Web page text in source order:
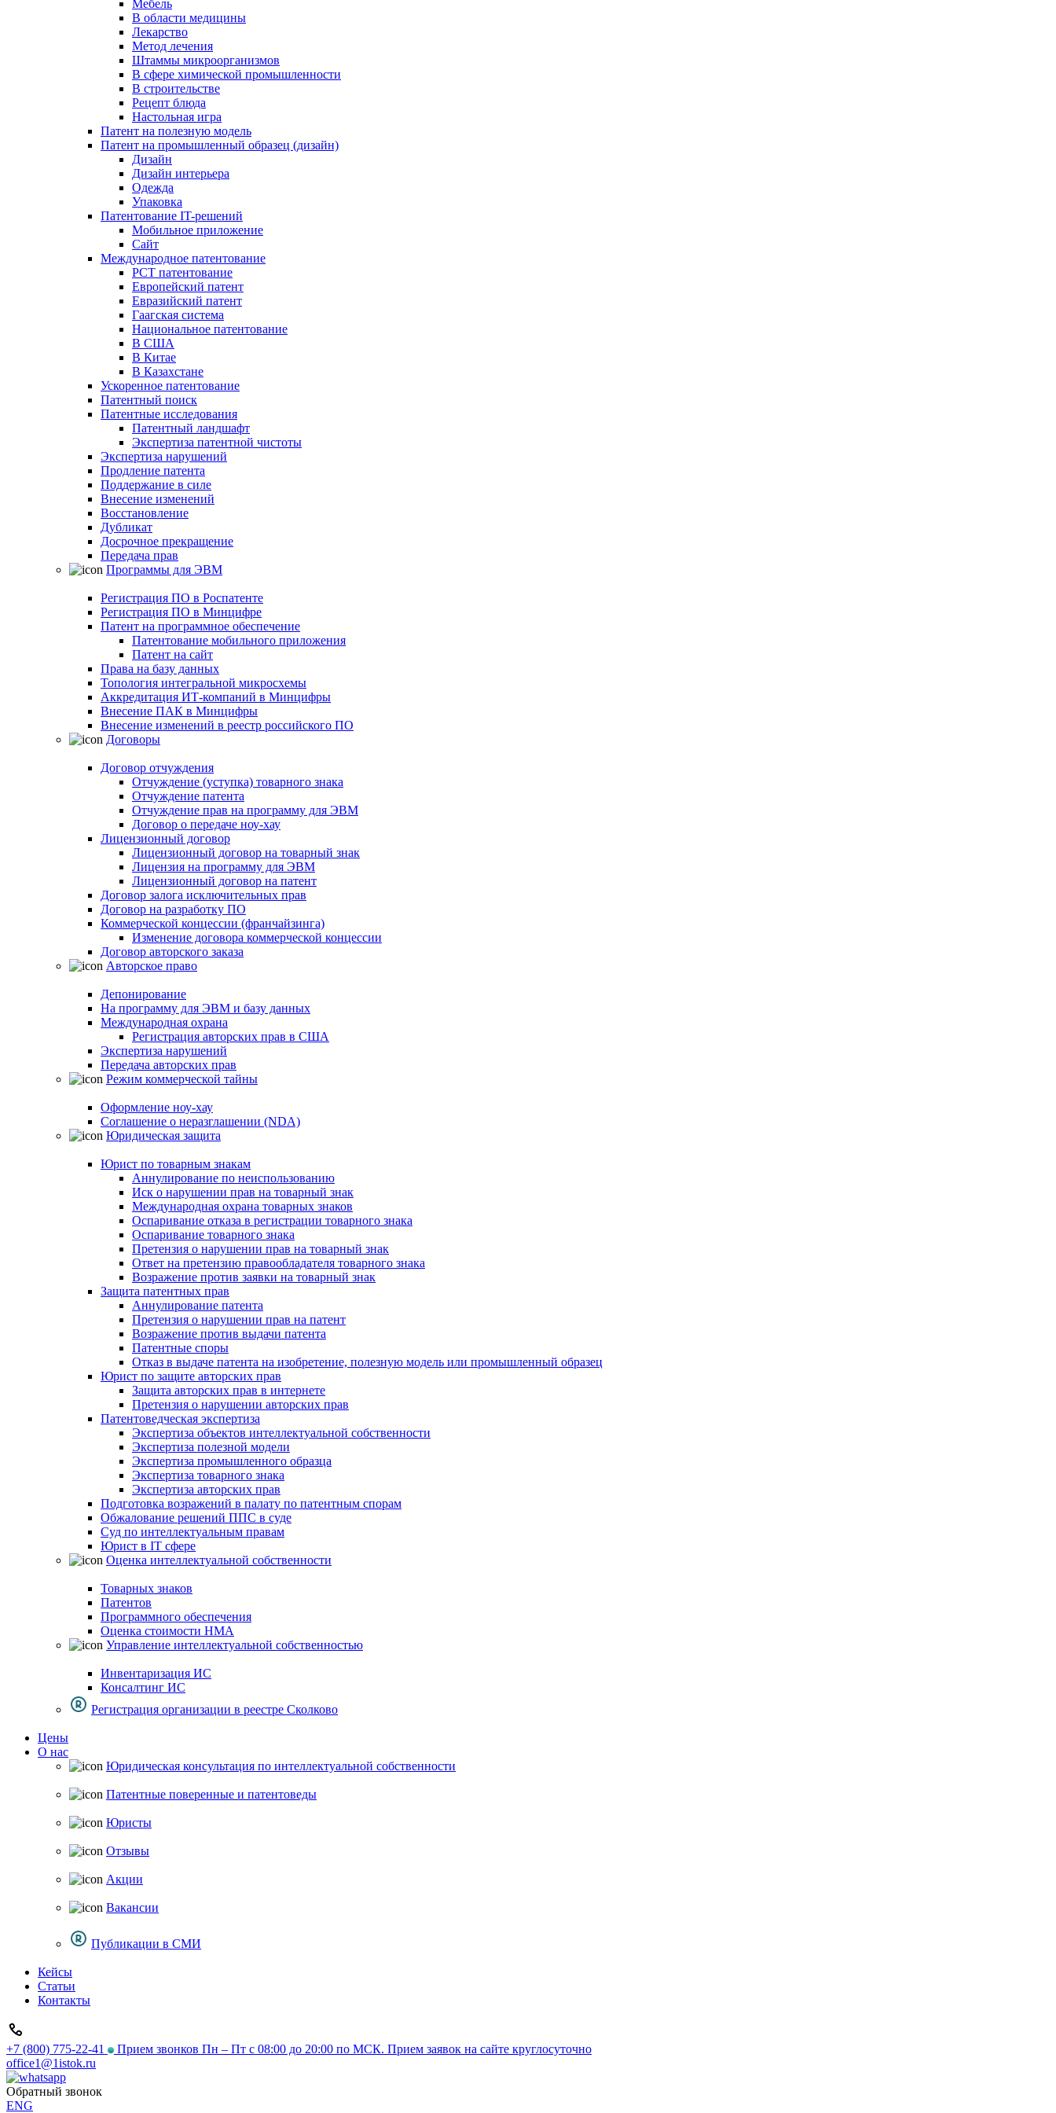
Мебель
В области медицины
Лекарство
Метод лечения
Штаммы микроорганизмов
В сфере химической промышленности
В строительстве
Рецепт блюда
Настольная игра
Патент на полезную модель
Патент на промышленный образец (дизайн)
Дизайн
Дизайн интерьера
Одежда
Упаковка
Патентование IT-решений
Мобильное приложение
Сайт
Международное патентование
PCT патентование
Европейский патент
Евразийский патент
Гаагская система
Национальное патентование
В США
В Китае
В Казахстане
Ускоренное патентование
Патентный поиск
Патентные исследования
Патентный ландшафт
Экспертиза патентной чистоты
Экспертиза нарушений
Продление патента
Поддержание в силе
Внесение изменений
Восстановление
Дубликат
Досрочное прекращение
Передача прав
Программы для ЭВМ
Регистрация ПО в Роспатенте
Регистрация ПО в Минцифре
Патент на программное обеспечение
Патентование мобильного приложения
Патент на сайт
Права на базу данных
Топология интегральной микросхемы
Аккредитация ИТ-компаний в Минцифры
Внесение ПАК в Минцифры
Внесение изменений в реестр российского ПО
Договоры
Договор отчуждения
Отчуждение (уступка) товарного знака
Отчуждение патента
Отчуждение прав на программу для ЭВМ
Договор о передаче ноу-хау
Лицензионный договор
Лицензионный договор на товарный знак
Лицензия на программу для ЭВМ
Лицензионный договор на патент
Договор залога исключительных прав
Договор на разработку ПО
Коммерческой концессии (франчайзинга)
Изменение договора коммерческой концессии
Договор авторского заказа
Авторское право
Депонирование
На программу для ЭВМ и базу данных
Международная охрана
Регистрация авторских прав в США
Экспертиза нарушений
Передача авторских прав
Режим коммерческой тайны
Оформление ноу-хау
Соглашение о неразглашении (NDA)
Юридическая защита
Юрист по товарным знакам
Аннулирование по неиспользованию
Иск о нарушении прав на товарный знак
Международная охрана товарных знаков
Оспаривание отказа в регистрации товарного знака
Оспаривание товарного знака
Претензия о нарушении прав на товарный знак
Ответ на претензию правообладателя товарного знака
Возражение против заявки на товарный знак
Защита патентных прав
Аннулирование патента
Претензия о нарушении прав на патент
Возражение против выдачи патента
Патентные споры
Отказ в выдаче патента на изобретение, полезную модель или промышленный образец
Юрист по защите авторских прав
Защита авторских прав в интернете
Претензия о нарушении авторских прав
Патентоведческая экспертиза
Экспертиза объектов интеллектуальной собственности
Экспертиза полезной модели
Экспертиза промышленного образца
Экспертиза товарного знака
Экспертиза авторских прав
Подготовка возражений в палату по патентным спорам
Обжалование решений ППС в суде
Суд по интеллектуальным правам
Юрист в IT сфере
Оценка интеллектуальной собственности
Товарных знаков
Патентов
Программного обеспечения
Оценка стоимости НМА
Управление интеллектуальной собственностью
Инвентаризация ИС
Консалтинг ИС
Регистрация организации в реестре Сколково
Цены
О нас
Юридическая консультация по интеллектуальной собственности
Патентные поверенные и патентоведы
Юристы
Отзывы
Акции
Вакансии
Публикации в СМИ
Кейсы
Статьи
Контакты
+7 (800) 775-22-41
Прием звонков Пн – Пт с 08:00 до 20:00 по МСК. Прием заявок на сайте круглосуточно
office1@1istok.ru
Обратный звонок
ENG